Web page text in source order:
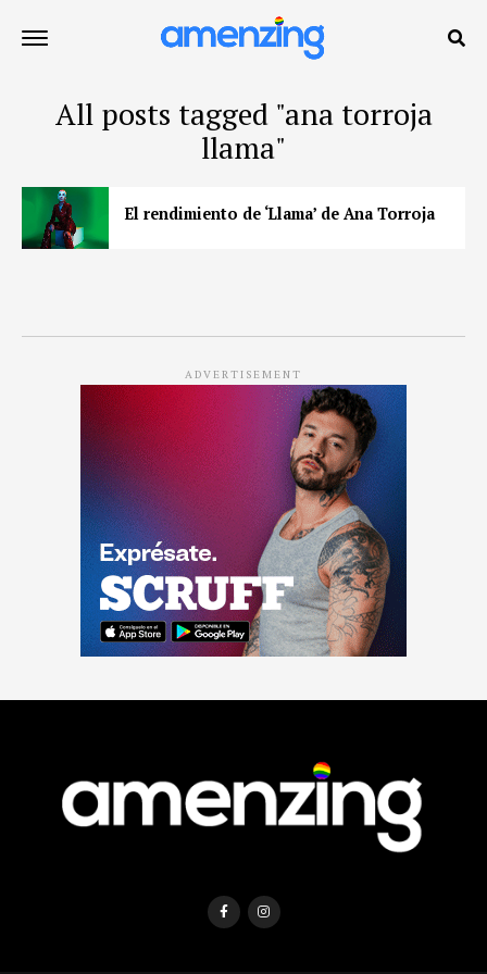
All posts tagged "ana torroja
llama"
El rendimiento de ‘Llama’ de Ana Torroja
ADVERTISEMENT